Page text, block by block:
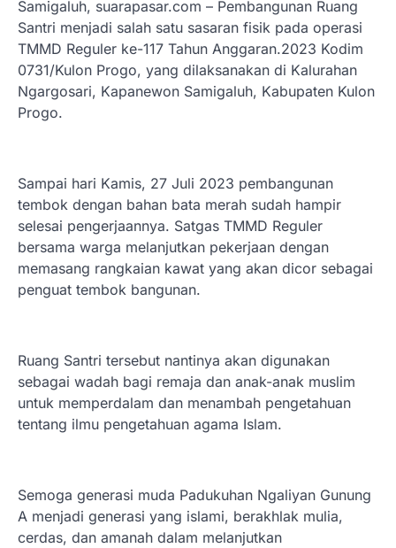
Samigaluh, suarapasar.com – Pembangunan Ruang
Santri menjadi salah satu sasaran fisik pada operasi
TMMD Reguler ke-117 Tahun Anggaran.2023 Kodim
0731/Kulon Progo, yang dilaksanakan di Kalurahan
Ngargosari, Kapanewon Samigaluh, Kabupaten Kulon
Progo.
Sampai hari Kamis, 27 Juli 2023 pembangunan
tembok dengan bahan bata merah sudah hampir
selesai pengerjaannya. Satgas TMMD Reguler
bersama warga melanjutkan pekerjaan dengan
memasang rangkaian kawat yang akan dicor sebagai
penguat tembok bangunan.
Ruang Santri tersebut nantinya akan digunakan
sebagai wadah bagi remaja dan anak-anak muslim
untuk memperdalam dan menambah pengetahuan
tentang ilmu pengetahuan agama Islam.
Semoga generasi muda Padukuhan Ngaliyan Gunung
A menjadi generasi yang islami, berakhlak mulia,
cerdas, dan amanah dalam melanjutkan